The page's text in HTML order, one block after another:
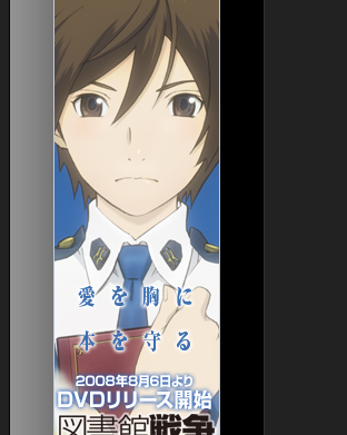
セサリー750
エルメス横浜駅
fromRobertfum
logitec NAS
from日本超人気スーパー
コピーブランド専門店
SkyDeckBrisbane
newestcasinos
from
doestheslotmachineworkdiffertlyifyouput$20or$110in
from
verifiedonlinecasinosaustralia
Splitpaw Saga購入
Bloodline Chronicles
拡張ディスク
Desert of Flames
ニュース
EQII 徒然News
EQIIJE 初心者スレ まとめサイト
各種EQ2アンテナ
家具特化サイト
4Gamer
ブローカー価格情報
画面表示オプション設定ガイド
OHVITAE
EQ2Interface
スペル＆アーツ
EQ2 Spells III
EQ2 Craft
アーティザン
ら・もずくなEQ2
EQ2 Artisan